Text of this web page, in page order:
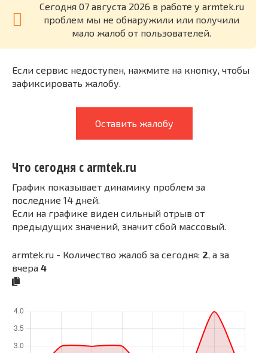
Cегодня 07 августа 2026 в работе у armtek.ru
проблем мы не обнаружили или получили
мало жалоб от пользователей.
Если сервис недоступен, нажмите на кнопку, чтобы
зафиксировать жалобу.
Оставить жалобу
Что сегодня с armtek.ru
График показывает динамику проблем за
последние 14 дней.
Если на графике виден сильный отрыв от
предыдущих значений, значит сбой массовый.
armtek.ru - Количество жалоб за сегодня: 2 , а за
вчера 4